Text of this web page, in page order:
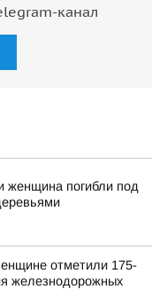
канал
женщина погибли под
отметили 175-
железнодорожных